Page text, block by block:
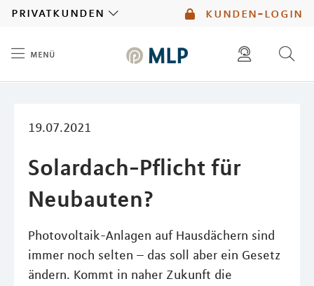
kunden-login
privatkunden
menü
19.07.2021
Solardach-Pflicht für
Neubauten?
Photovoltaik-Anlagen auf Hausdächern sind
immer noch selten – das soll aber ein Gesetz
ändern. Kommt in naher Zukunft die